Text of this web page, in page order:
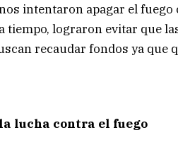
intentaron apagar el fuego
tiempo, lograron evitar que
recaudar fondos ya que
lucha contra el fuego